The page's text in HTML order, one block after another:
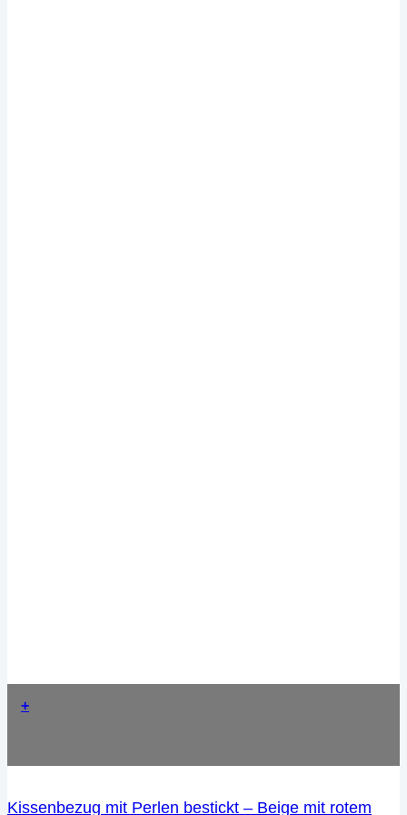
+
Kissenbezug mit Perlen bestickt – Beige mit rotem